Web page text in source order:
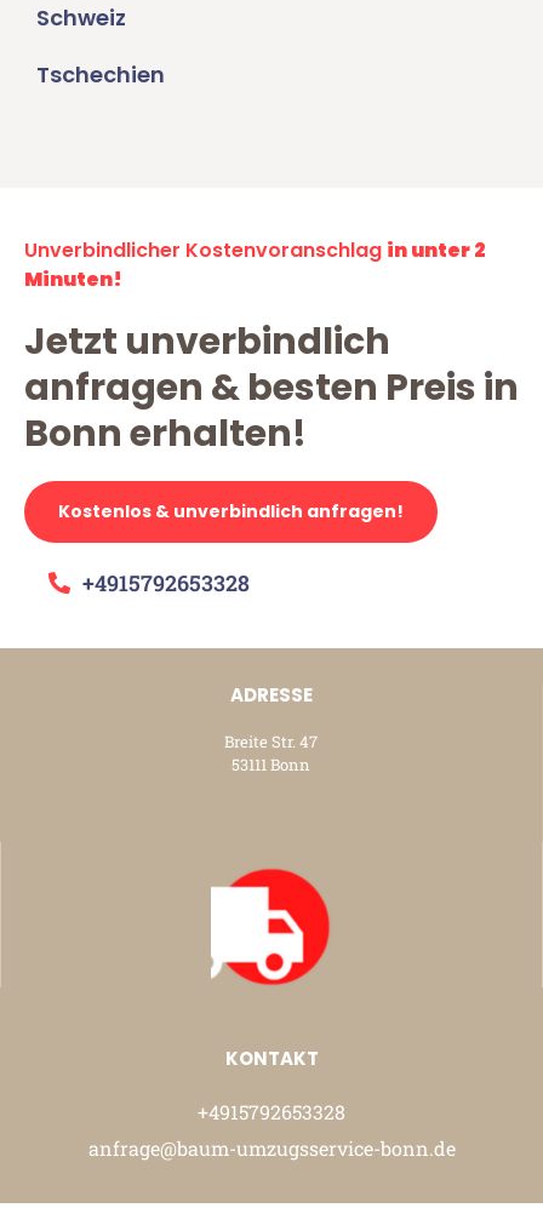
Schweiz
Tschechien
Unverbindlicher Kostenvoranschlag in unter 2
Minuten!
Jetzt unverbindlich
anfragen & besten Preis in
Bonn erhalten!
Kostenlos & unverbindlich anfragen!
+4915792653328
ADRESSE
Breite Str. 47
53111 Bonn
KONTAKT
+4915792653328
anfrage@baum-umzugsservice-bonn.de